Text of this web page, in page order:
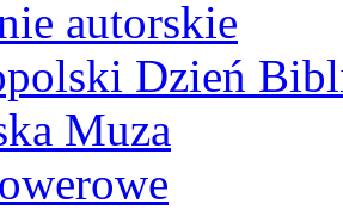
autorskie
Dzień
Muza